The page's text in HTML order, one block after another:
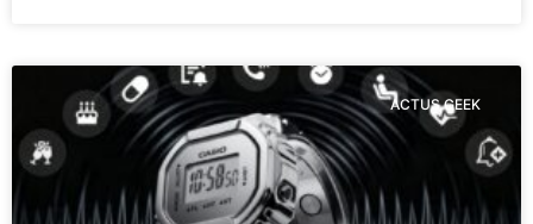
ACTUS GEEK